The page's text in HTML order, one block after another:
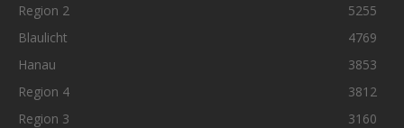
Region 2
5255
Blaulicht
4769
Hanau
3853
Region 4
3812
Region 3
3160